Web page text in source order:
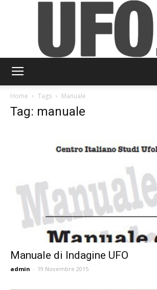
Home Tags Manuale
Tag: manuale
Manuale di Indagine UFO
admin - 19 Novembre 2015